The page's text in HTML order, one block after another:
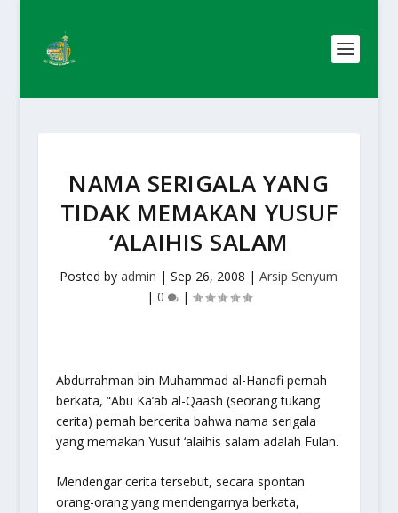
NAMA SERIGALA YANG
TIDAK MEMAKAN YUSUF
‘ALAIHIS SALAM
Posted byadmin |Sep 26, 2008 |Arsip Senyum
| 0 |
Abdurrahman bin Muhammad al-Hanafi pernah
berkata, “Abu Ka’ab al-Qaash (seorang tukang
cerita) pernah bercerita bahwa nama serigala
yang memakan Yusuf ‘alaihis salam adalah Fulan.
Mendengar cerita tersebut, secara spontan
orang-orang yang mendengarnya berkata,